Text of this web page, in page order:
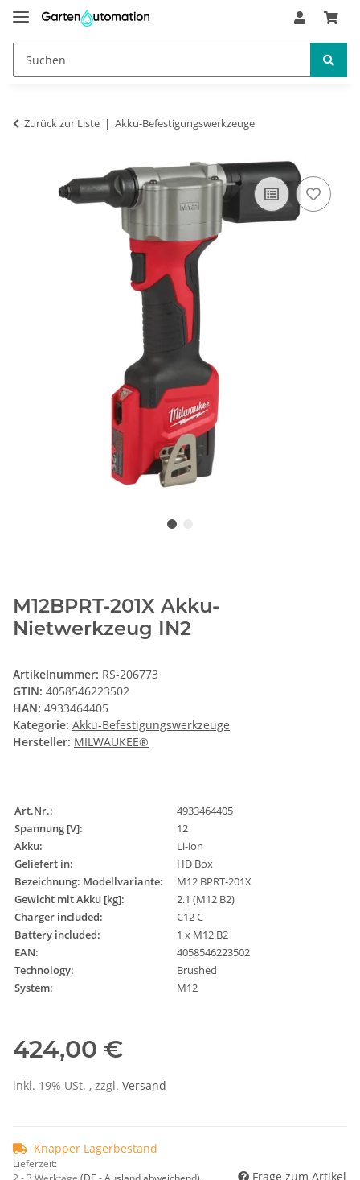
Zurück zur Liste Akku-Befestigungswerkzeuge
M12BPRT-201X Akku-
Nietwerkzeug IN2
Artikelnummer: RS-206773
GTIN: 4058546223502
HAN: 4933464405
Kategorie: Akku-Befestigungswerkzeuge
Hersteller: MILWAUKEE®
Art.Nr.:
4933464405
Spannung [V]:
12
Akku:
Li-ion
Geliefert in:
HD Box
Bezeichnung: Modellvariante:
M12 BPRT-201X
Gewicht mit Akku [kg]:
2.1 (M12 B2)
Charger included:
C12 C
Battery included:
1 x M12 B2
EAN:
4058546223502
Technology:
Brushed
System:
M12
424,00 €
inkl. 19% USt. , zzgl. Versand
Knapper Lagerbestand
Lieferzeit:
Frage zum Artikel